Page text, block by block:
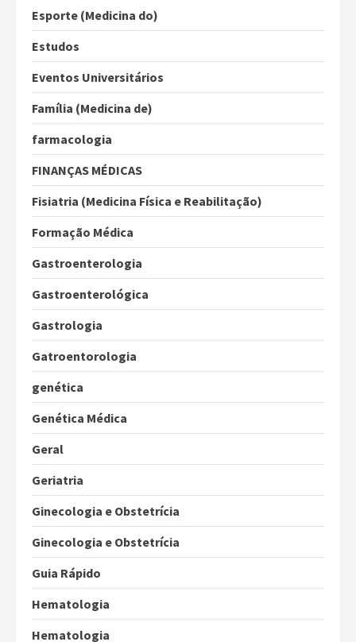
Esporte (Medicina do)
Estudos
Eventos Universitários
Família (Medicina de)
farmacologia
FINANÇAS MÉDICAS
Fisiatria (Medicina Física e Reabilitação)
Formação Médica
Gastroenterologia
Gastroenterológica
Gastrologia
Gatroentorologia
genética
Genética Médica
Geral
Geriatria
Ginecologia e Obstetrícia
Ginecologia e Obstetrícia
Guia Rápido
Hematologia
Hematologia